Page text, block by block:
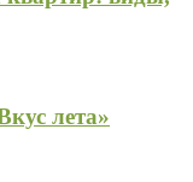
лета»